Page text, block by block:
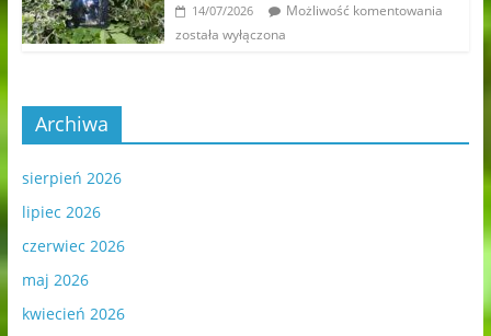
14/07/2026
Możliwość komentowania
została wyłączona
Archiwa
sierpień 2026
lipiec 2026
czerwiec 2026
maj 2026
kwiecień 2026